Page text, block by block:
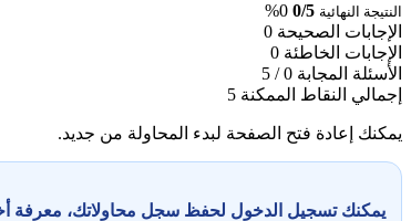
النتيجة النهائية 0/5
0%
الإجابات الصحيحة 0
الإجابات الخاطئة 0
الأسئلة المجابة 0 / 5
إجمالي النقاط الممكنة 5
يمكنك إعادة فتح الصفحة لبدء المحاولة من جديد.
يمكنك تسجيل الدخول لحفظ سجل محاولاتك، معرفة